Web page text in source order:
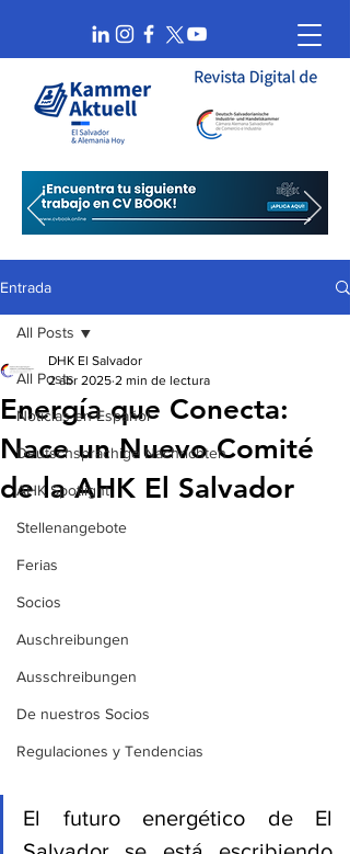
Entrada
All Posts
Noticias en Español
Deutschsprachige Nachrichten
AHK Spotlight
Stellenangebote
Ferias
Socios
Auschreibungen
Ausschreibungen
De nuestros Socios
Regulaciones y Tendencias
All Posts
Energía que Conecta:
Nace un Nuevo Comité
de la AHK El Salvador
DHK El Salvador
2 abr 2025 2 min de lectura
El futuro energético de El